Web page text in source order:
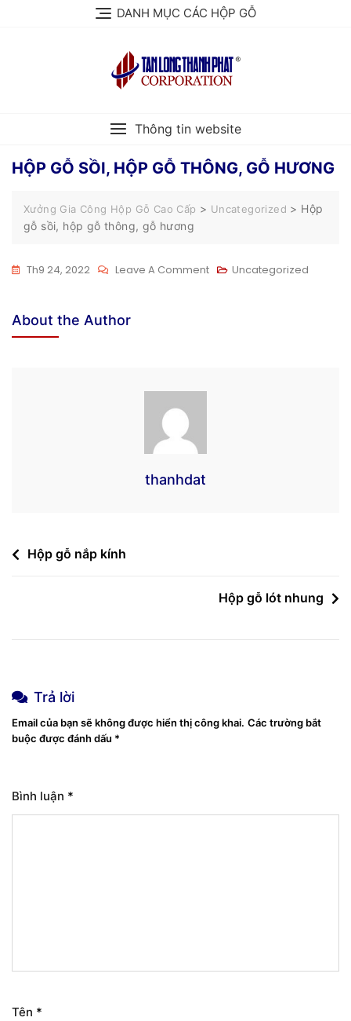
DANH MỤC CÁC HỘP GỖ
Thông tin website
HỘP GỖ SỒI, HỘP GỖ THÔNG, GỖ HƯƠNG
Xưởng Gia Công Hộp Gỗ Cao Cấp > Uncategorized > Hộp
gỗ sồi, hộp gỗ thông, gỗ hương
Th9 24, 2022 Leave A CommentOn Uncategorized
About the Author
thanhdat
Điều
Hộp gỗ nắp kính
Hộp gỗ lót nhung
Trả lời
Email của bạn sẽ không được hiển thị công khai. Các trường bắt
buộc được đánh dấu *
Bình luận *
Tên *